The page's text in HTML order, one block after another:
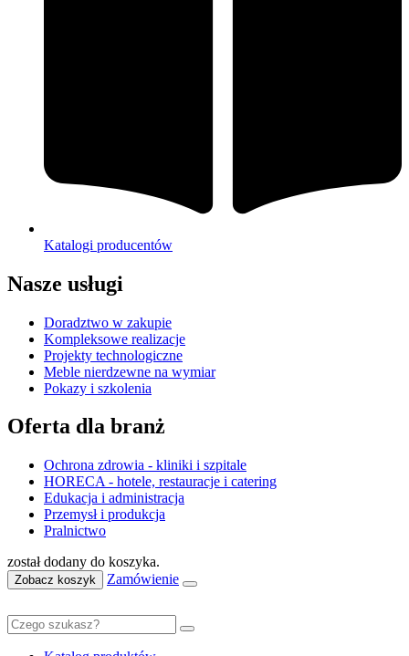
Katalogi producentów
Nasze usługi
Doradztwo w zakupie
Kompleksowe realizacje
Projekty technologiczne
Meble nierdzewne na wymiar
Pokazy i szkolenia
Oferta dla branż
Ochrona zdrowia - kliniki i szpitale
HORECA - hotele, restauracje i catering
Edukacja i administracja
Przemysł i produkcja
Pralnictwo
został dodany do koszyka.
Zobacz koszyk Zamówienie